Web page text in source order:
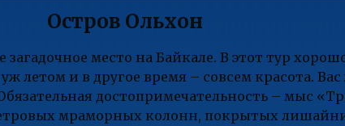
Остров Ольхон
место на Байкале. В этот тур
летом и в другое время – совсем красота.
достопримечательность – мыс
мраморных колонн, покрытых